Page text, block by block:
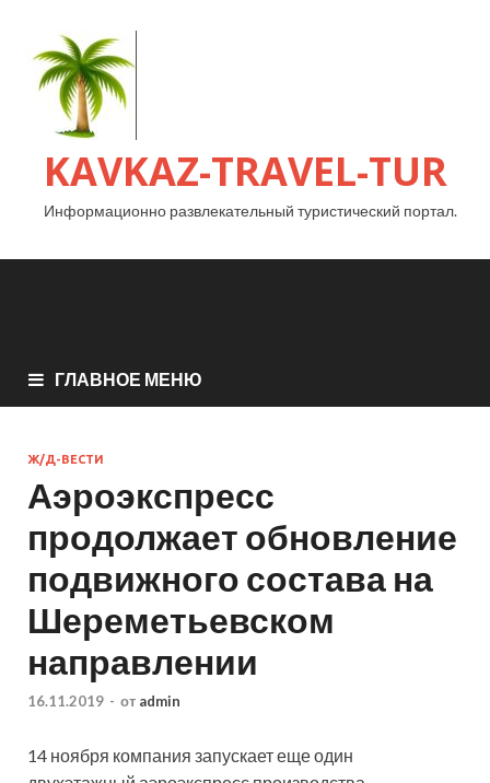
KAVKAZ-TRAVEL-TUR
Информационно развлекательный туристический портал.
ГЛАВНОЕ МЕНЮ
Ж/Д-ВЕСТИ
Аэроэкспресс
продолжает обновление
подвижного состава на
Шереметьевском
направлении
16.11.2019 - от admin
14 ноября компания запускает еще один